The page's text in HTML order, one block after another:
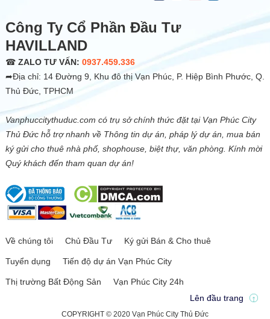
Công Ty Cổ Phần Đầu Tư
HAVILLAND
☎ ZALO TƯ VẤN: 0937.459.336
➦Địa chỉ: 14 Đường 9, Khu đô thị Vạn Phúc, P. Hiệp Bình Phước, Q.
Thủ Đức, TPHCM
Vanphuccitythuduc.com có trụ sở chính thức đặt tại Vạn Phúc City
Thủ Đức hỗ trợ nhanh về Thông tin dự án, pháp lý dự án, mua bán
ký gửi cho thuê nhà phố, shophouse, biệt thự, văn phòng. Kính mời
Quý khách đến tham quan dự án!
Về chúng tôi Chủ Đầu Tư Ký gửi Bán & Cho thuê
Tuyển dụng Tiến độ dự án Vạn Phúc City
Thị trường Bất Động Sản Vạn Phúc City 24h
COPYRIGHT © 2020 Vạn Phúc City Thủ Đức
Lên đầu trang